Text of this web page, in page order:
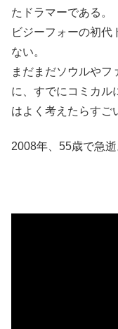
たドラマーである。
ビジーフォーの初代
ない。
まだまだソウルやフ
に、すでにコミカル
はよく考えたらすご
2008年、55歳で急逝